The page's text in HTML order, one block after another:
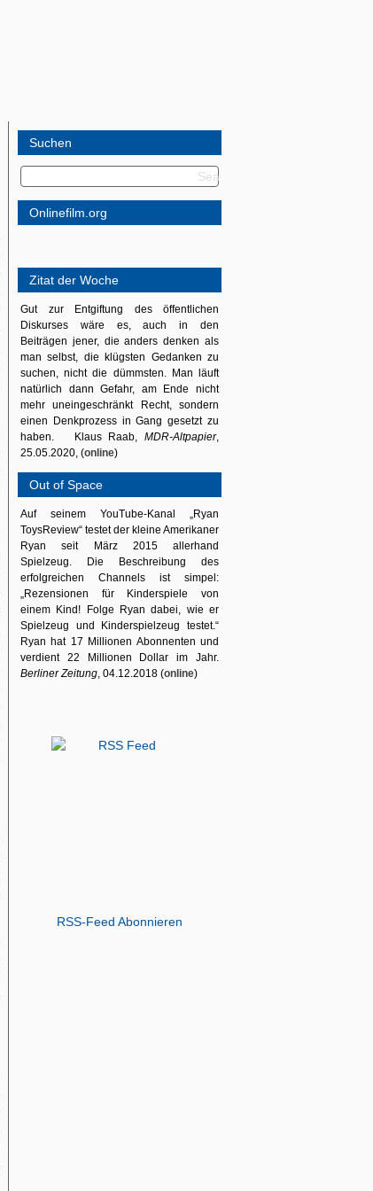
Suchen
Onlinefilm.org
Zitat der Woche
Gut zur Entgiftung des öffentlichen
Diskurses wäre es, auch in den
Beiträgen jener, die anders denken als
man selbst, die klügsten Gedanken zu
suchen, nicht die dümmsten. Man läuft
natürlich dann Gefahr, am Ende nicht
mehr uneingeschränkt Recht, sondern
einen Denkprozess in Gang gesetzt zu
haben. Klaus Raab, MDR-Altpapier,
25.05.2020, (online)
Out of Space
Auf seinem YouTube-Kanal „Ryan
ToysReview“ testet der kleine Amerikaner
Ryan seit März 2015 allerhand
Spielzeug. Die Beschreibung des
erfolgreichen Channels ist simpel:
„Rezensionen für Kinderspiele von
einem Kind! Folge Ryan dabei, wie er
Spielzeug und Kinderspielzeug testet.“
Ryan hat 17 Millionen Abonnenten und
verdient 22 Millionen Dollar im Jahr.
Berliner Zeitung, 04.12.2018 (online)
RSS-Feed Abonnieren